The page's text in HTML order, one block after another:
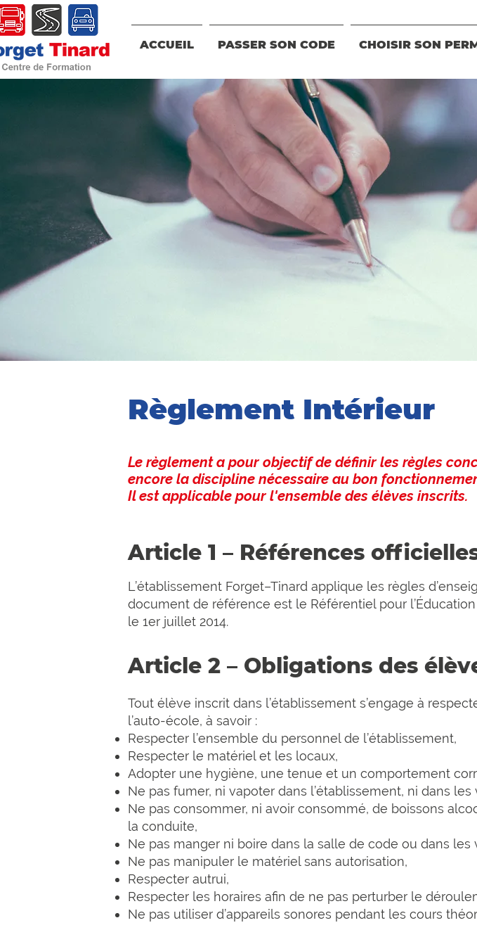
ACCUEIL PASSER SON CODE CHOISIR SON
Règlement Intérieur
Le règlement a pour objectif de définir les règles
encore la discipline nécessaire au bon
Il est applicable pour l'ensemble des élèves inscrits.
Article 1 – Références
L’établissement Forget–Tinard applique les règles
document de référence est le Référentiel pour
le 1er juillet 2014.
Article 2 – Obligations des
Tout élève inscrit dans l’établissement s’engage à
l’auto-école, à savoir :
Respecter l’ensemble du personnel de l’établissement,
Respecter le matériel et les locaux,
Adopter une hygiène, une tenue et un comportement
Ne pas fumer, ni vapoter dans l’établissement, ni dans
Ne pas consommer, ni avoir consommé, de boissons
la conduite,
Ne pas manger ni boire dans la salle de code ou dans les
Ne pas manipuler le matériel sans autorisation,
Respecter autrui,
Respecter les horaires afin de ne pas perturber le
Ne pas utiliser d’appareils sonores pendant les cours